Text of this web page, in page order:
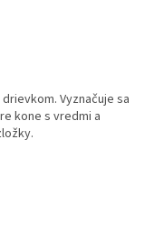
Vyznačuje sa
kone s vredmi a